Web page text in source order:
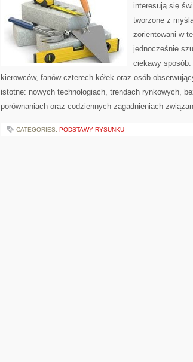
interesują się
tworzone z
zorientowani w
jednocześnie
ciekawy
kierowców, fanów czterech kółek oraz osób
istotne: nowych technologiach, trendach rynkowych,
porównaniach oraz codziennych zagadnieniach
CATEGORIES: PODSTAWY RYSUNKU